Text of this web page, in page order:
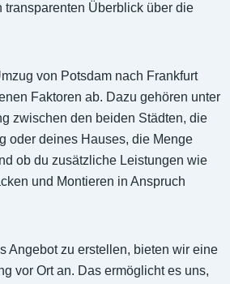
transparenten Überblick über die
von Potsdam nach Frankfurt
Faktoren ab. Dazu gehören unter
zwischen den beiden Städten, die
oder deines Hauses, die Menge
ob du zusätzliche Leistungen wie
und Montieren in Anspruch
Angebot zu erstellen, bieten wir eine
vor Ort an. Das ermöglicht es uns,